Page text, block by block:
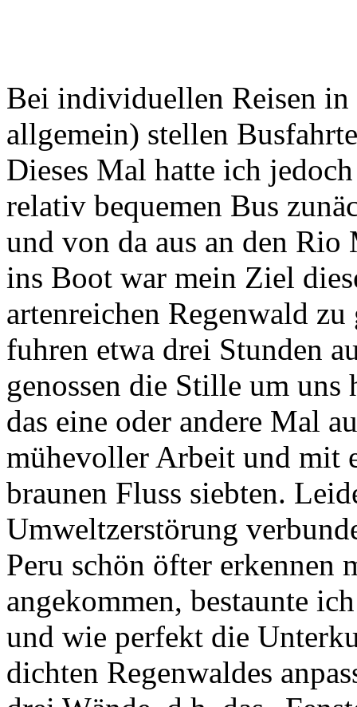
Bei individuellen Reisen in
allgemein) stellen
Dieses Mal hatte ich
relativ bequemen Bus
und von da aus an den
ins Boot war mein Ziel
artenreichen Regenwald
fuhren etwa drei Stunden
genossen die Stille um
das eine oder andere Mal
mühevoller Arbeit und mit
braunen Fluss siebten.
Umweltzerstörung
Peru schön öfter erkennen
angekommen, bestaunte
und wie perfekt die
dichten Regenwaldes